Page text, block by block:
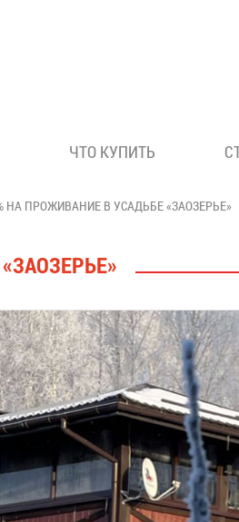
ЧТО КУПИТЬ
НА ПРОЖИВАНИЕ В УСАДЬБЕ «ЗАОЗЕРЬЕ»